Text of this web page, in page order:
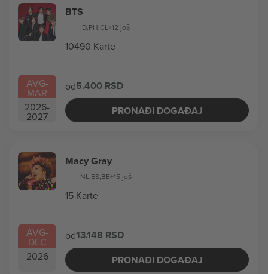
AVG-
MAR
2026-
2027
BTS
ID,PH,CL+12 još
10490 Karte
od5.400 RSD
PRONAĐI DOGAĐAJ
AVG-
DEC
2026
Macy Gray
NL,ES,BE+15 još
15 Karte
od13.148 RSD
PRONAĐI DOGAĐAJ